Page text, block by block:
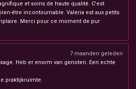
et soins de haute qualité. C'est
être incontournable. Valeria est aux petits
Merci pour ce moment de pur
7 maanden geleden
Heb er enorm van genoten. Een echte
praktijkruimte.